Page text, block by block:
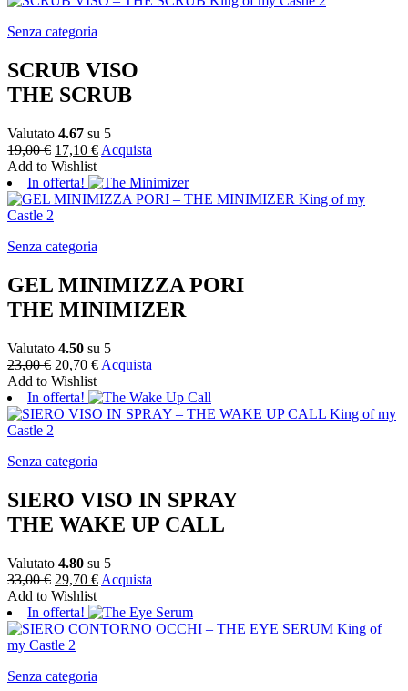
Senza categoria
SCRUB VISO
THE SCRUB
Valutato 4.67 su 5
19,00€ 17,10 € Acquista
Add to Wishlist
In offerta!
Senza categoria
GEL MINIMIZZA PORI
THE MINIMIZER
Valutato 4.50 su 5
23,00€ 20,70 € Acquista
Add to Wishlist
In offerta!
Senza categoria
SIERO VISO IN SPRAY
THE WAKE UP CALL
Valutato 4.80 su 5
33,00€ 29,70 € Acquista
Add to Wishlist
In offerta!
Senza categoria